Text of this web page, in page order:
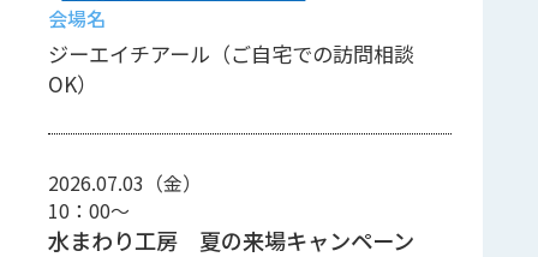
ジーエイチアール（ご自宅での訪問相談
OK）
2026.07.03（金）
10：00～
水まわり工房 夏の来場キャンペーン